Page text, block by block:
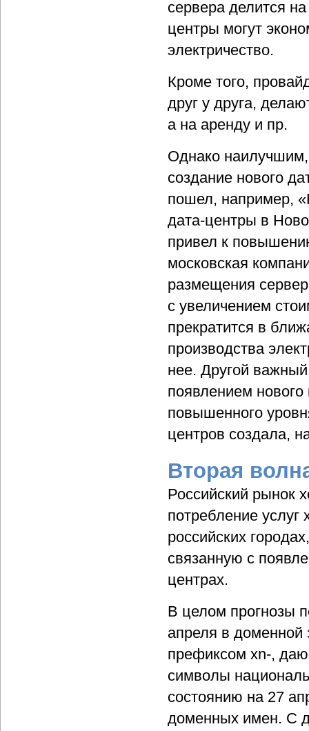
сервера делится
центры могут
электричество.
Кроме того,
друг у друга,
а на аренду и пр.
Однако
создание нового
пошел, например,
дата-центры в
привел к
московская
размещения
с увеличением
прекратится в
производства
нее. Другой
появлением
повышенного
центров создала,
Вторая
Российский рынок
потребление
российских
связанную с
центрах.
В целом прогнозы
апреля в доменной
префиксом xn-,
символы
состоянию на 27
доменных имен. С